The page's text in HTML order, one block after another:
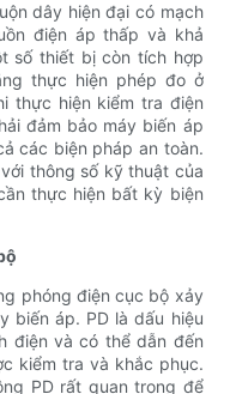
dây hiện đại có mạch
điện áp thấp và khả
số thiết bị còn tích hợp
thực hiện phép đo ở
thực hiện kiểm tra điện
đảm bảo máy biến áp
các biện pháp an toàn.
thông số kỹ thuật của
thực hiện bất kỳ biện
phóng điện cục bộ xảy
biến áp. PD là dấu hiệu
điện và có thể dẫn đến
kiểm tra và khắc phục.
PD rất quan trọng để